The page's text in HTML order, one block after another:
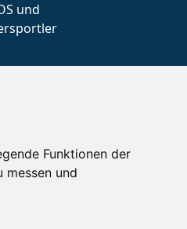
Funktionen der
messen und
und